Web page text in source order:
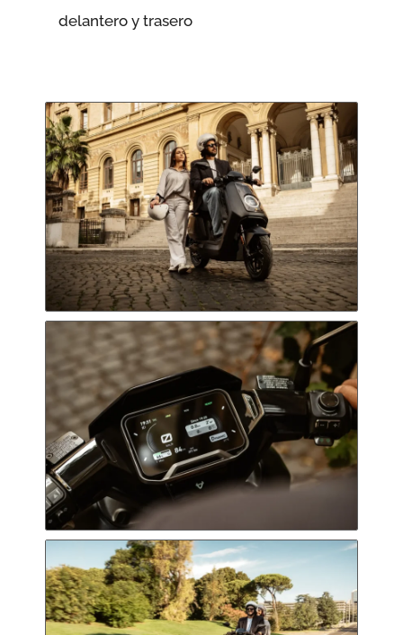
delantero y trasero